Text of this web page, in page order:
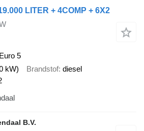
LITER + 4COMP + 6X2
Euro 5
kW) Brandstof diesel
B.V.